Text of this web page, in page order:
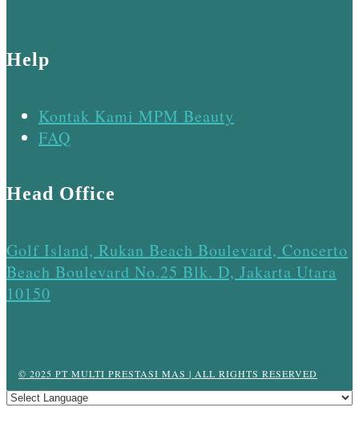
Help
Kontak Kami MPM Beauty
FAQ
Head Office
Golf Island, Rukan Beach Boulevard, Concerto
Beach Boulevard No.25 Blk. D, Jakarta Utara
10150
© 2025 PT MULTI PRESTASI MAS | ALL RIGHTS RESERVED